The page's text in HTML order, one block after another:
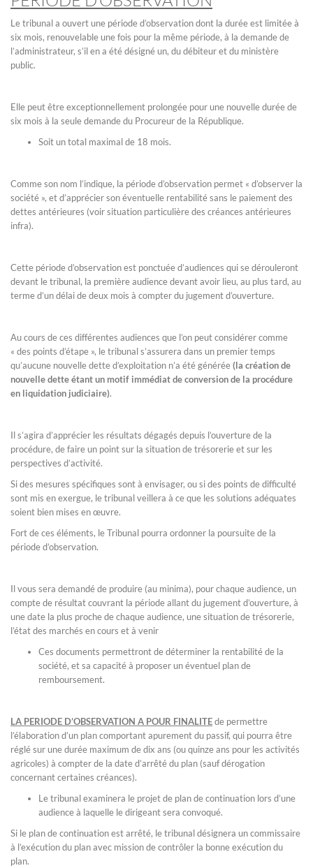
Le tribunal a ouvert une période d’observation dont la durée est limitée à
six mois, renouvelable une fois pour la même période, à la demande de
l’administrateur, s’il en a été désigné un, du débiteur et du ministère
public.
Elle peut être exceptionnellement prolongée pour une nouvelle durée de
six mois à la seule demande du Procureur de la République.
Soit un total maximal de 18 mois.
Comme son nom l’indique, la période d’observation permet « d’observer la
société », et d’apprécier son éventuelle rentabilité sans le paiement des
dettes antérieures (voir situation particulière des créances antérieures
infra).
Cette période d’observation est ponctuée d’audiences qui se dérouleront
devant le tribunal, la première audience devant avoir lieu, au plus tard, au
terme d’un délai de deux mois à compter du jugement d’ouverture.
Au cours de ces différentes audiences que l’on peut considérer comme
« des points d’étape », le tribunal s’assurera dans un premier temps
qu’aucune nouvelle dette d’exploitation n’a été générée(la création de
nouvelle dette étant un motif immédiat de conversion de la procédure
en liquidation judiciaire).
Il s’agira d’apprécier les résultats dégagés depuis l’ouverture de la
procédure, de faire un point sur la situation de trésorerie et sur les
perspectives d’activité.
Si des mesures spécifiques sont à envisager, ou si des points de difficulté
sont mis en exergue, le tribunal veillera à ce que les solutions adéquates
soient bien mises en œuvre.
Fort de ces éléments, le Tribunal pourra ordonner la poursuite de la
période d’observation.
Il vous sera demandé de produire (au minima), pour chaque audience, un
compte de résultat couvrant la période allant du jugement d’ouverture, à
une date la plus proche de chaque audience, une situation de trésorerie,
l’état des marchés en cours et à venir
Ces documents permettront de déterminer la rentabilité de la
société, et sa capacité à proposer un éventuel plan de
remboursement.
LA PERIODE D’OBSERVATION A POUR FINALITEde permettre
l’élaboration d’un plan comportant apurement du passif, qui pourra être
réglé sur une durée maximum de dix ans (ou quinze ans pour les activités
agricoles) à compter de la date d’arrêté du plan (sauf dérogation
concernant certaines créances).
Le tribunal examinera le projet de plan de continuation lors d’une
audience à laquelle le dirigeant sera convoqué.
Si le plan de continuation est arrêté, le tribunal désignera un commissaire
à l’exécution du plan avec mission de contrôler la bonne exécution du
plan.